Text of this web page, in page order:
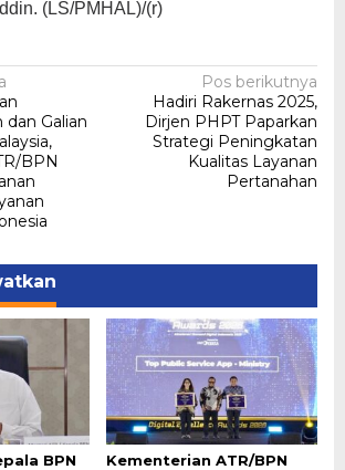
(LS/PMHAL)/(r)
dan Galian
BPN
Pos berikutnya
Hadiri Rakernas 2025,
Dirjen PHPT Paparkan
Strategi Peningkatan
Kualitas Layanan
Pertanahan
BPN Kementerian ATR/BPN